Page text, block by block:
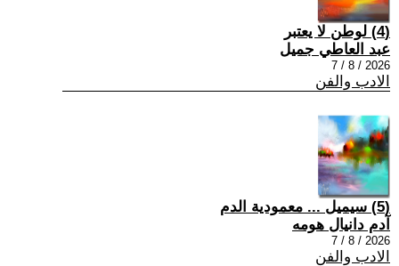
(4) لوطن لا يعتبر
عبد العاطي جميل
2026 / 8 / 7
الادب والفن
(5) سيميل ... معمودية الدم
آدم دانيال هومه
2026 / 8 / 7
الادب والفن